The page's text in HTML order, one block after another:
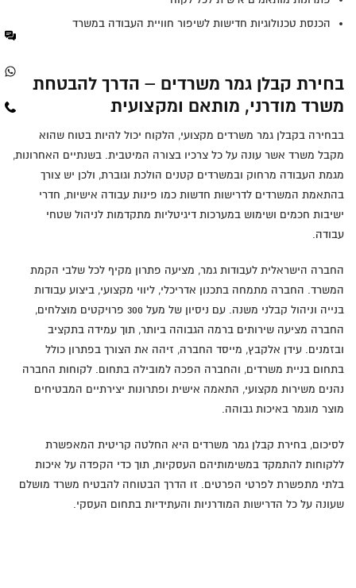
הכנסת טכנולוגיות חדישות לשיפור חוויית העבודה במשרד
בחירת קבלן גמר משרדים – הדרך להבטחת
משרד מודרני, מותאם ומקצועית
בבחירה בקבלן גמר משרדים מקצועי, הלקוח יכול להיות בטוח שהוא
מקבל משרד אשר עונה על כל צרכיו בצורה המיטבית. בשנתיים האחרונות,
מגמת העבודה מרחוק ובמשרדים קטנים הולכת וגוברת, ולכן יש צורך
בהתאמת המשרדים לדרישות חדשות כמו פינות עבודה אישיות, חדרי
ישיבות חכמים ושימוש במערכות דיגיטליות מתקדמות לניהול שטחי
עבודה.
החברה הישראלית לעבודות גמר, מציעה פתרון מקיף לכל שלבי הקמת
המשרד. החברה מתמחה בתכנון אדריכלי, ליווי מקצועי, ביצוע עבודות
בנייה וניהול קבלני משנה. עם ניסיון של מעל 300 פרויקטים מוצלחים,
החברה מציעה שירותים ברמה הגבוהה ביותר, תוך עמידה בתקציב
ובזמנים. עידן אלקבץ, מייסד החברה, זיהה את הצורך בפתרון כולל
בתחום בניית משרדים, והחברה הפכה למובילה בתחום. לקוחות החברה
נהנים משירות מקצועי, התאמה אישית ופתרונות יצירתיים המבטיחים
מוצר מוגמר באיכות גבוהה.
לסיכום, בחירת קבלן גמר משרדים היא החלטה קריטית המאפשרת
ללקוחות להתמקד במשימותיהם העסקיות, תוך כדי הקפדה על איכות
בלתי מתפשרת לפרטי הפרטים. זו הדרך הבטוחה להבטיח משרד מושלם
שעונה על כל הדרישות המודרניות והעתידיות בתחום העסקי.